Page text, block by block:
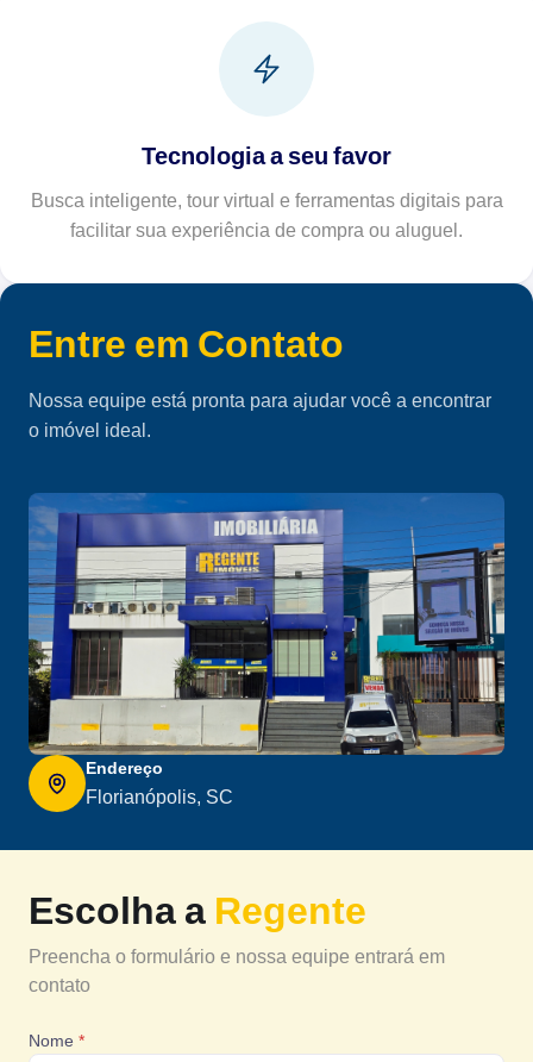
Tecnologia a seu favor
Busca inteligente, tour virtual e ferramentas digitais para
facilitar sua experiência de compra ou aluguel.
Entre em Contato
Nossa equipe está pronta para ajudar você a encontrar
o imóvel ideal.
Endereço
Florianópolis, SC
Escolha a Regente
Preencha o formulário e nossa equipe entrará em
contato
Nome *